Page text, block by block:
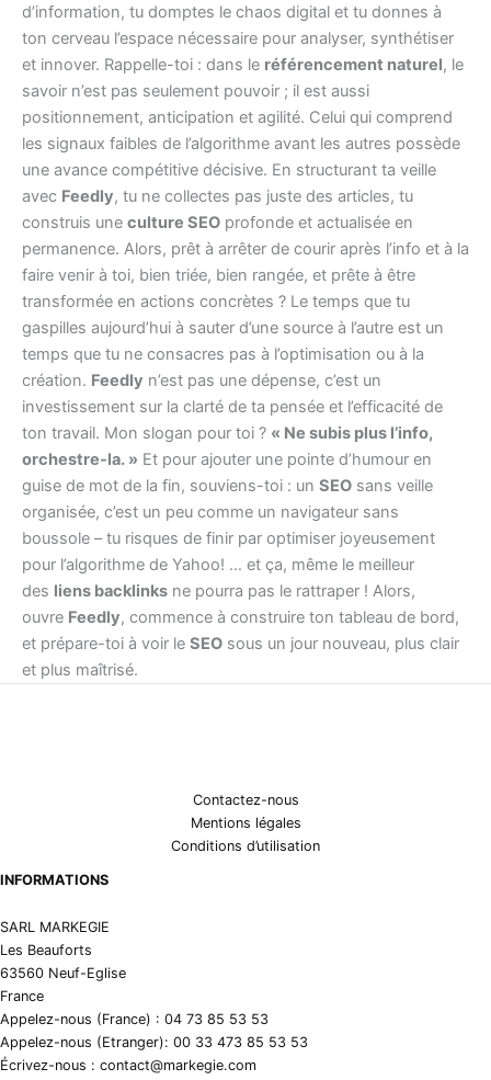
d’information, tu domptes le chaos digital et tu donnes à
ton cerveau l’espace nécessaire pour analyser, synthétiser
et innover. Rappelle-toi : dans le référencement naturel, le
savoir n’est pas seulement pouvoir ; il est aussi
positionnement, anticipation et agilité. Celui qui comprend
les signaux faibles de l’algorithme avant les autres possède
une avance compétitive décisive. En structurant ta veille
avec Feedly, tu ne collectes pas juste des articles, tu
construis une culture SEO profonde et actualisée en
permanence. Alors, prêt à arrêter de courir après l’info et à la
faire venir à toi, bien triée, bien rangée, et prête à être
transformée en actions concrètes ? Le temps que tu
gaspilles aujourd’hui à sauter d’une source à l’autre est un
temps que tu ne consacres pas à l’optimisation ou à la
création. Feedly n’est pas une dépense, c’est un
investissement sur la clarté de ta pensée et l’efficacité de
ton travail. Mon slogan pour toi ? « Ne subis plus l’info,
orchestre-la. » Et pour ajouter une pointe d’humour en
guise de mot de la fin, souviens-toi : un SEO sans veille
organisée, c’est un peu comme un navigateur sans
boussole – tu risques de finir par optimiser joyeusement
pour l’algorithme de Yahoo! … et ça, même le meilleur
des liens backlinks ne pourra pas le rattraper ! Alors,
ouvre Feedly, commence à construire ton tableau de bord,
et prépare-toi à voir le SEO sous un jour nouveau, plus clair
et plus maîtrisé.
Contactez-nous
Mentions légales
Conditions d’utilisation
INFORMATIONS
SARL MARKEGIE
Les Beauforts
63560 Neuf-Eglise
France
Appelez-nous (France) : 04 73 85 53 53
Appelez-nous (Etranger): 00 33 473 85 53 53
Écrivez-nous : contact@markegie.com